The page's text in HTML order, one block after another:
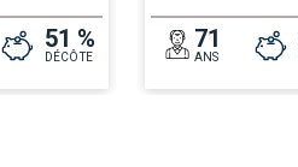
51 %
DÉCÔTE
71
ANS